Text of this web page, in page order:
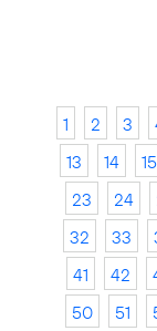
1 2 3
13
14 15
23
24
32
33
41
42
50
51